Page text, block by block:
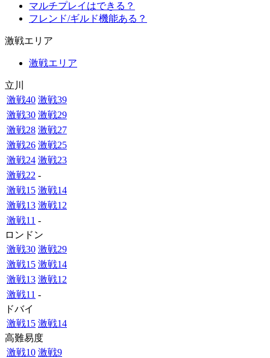
マルチプレイはできる？
フレンド/ギルド機能ある？
激戦エリア
激戦エリア
立川
激戦40 激戦39
激戦30 激戦29
激戦28 激戦27
激戦26 激戦25
激戦24 激戦23
激戦22 -
激戦15 激戦14
激戦13 激戦12
激戦11 -
ロンドン
激戦30 激戦29
激戦15 激戦14
激戦13 激戦12
激戦11 -
ドバイ
激戦15 激戦14
高難易度
激戦10 激戦9